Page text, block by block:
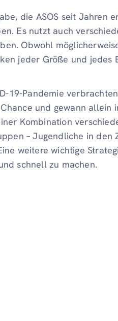
die ASOS seit
Es nutzt auch
Obwohl
jeder Größe und jedes
19-Pandemie
und gewann
Kombination
– Jugendliche in
weitere wichtige
schnell zu machen.